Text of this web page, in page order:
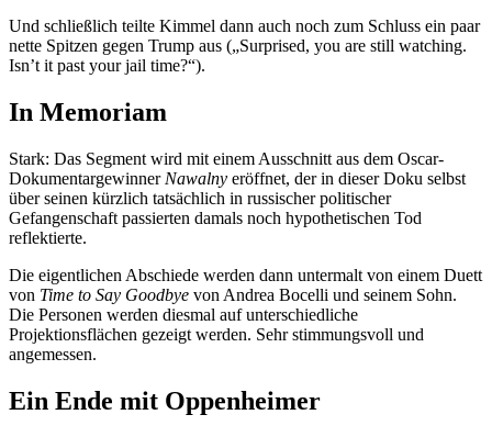
Und schließlich teilte Kimmel dann auch noch zum Schluss ein paar
nette Spitzen gegen Trump aus („Surprised, you are still watching.
Isn’t it past your jail time?“).
In Memoriam
Stark: Das Segment wird mit einem Ausschnitt aus dem Oscar-
Dokumentargewinner Nawalny eröffnet, der in dieser Doku selbst
über seinen kürzlich tatsächlich in russischer politischer
Gefangenschaft passierten damals noch hypothetischen Tod
reflektierte.
Die eigentlichen Abschiede werden dann untermalt von einem Duett
von Time to Say Goodbye von Andrea Bocelli und seinem Sohn.
Die Personen werden diesmal auf unterschiedliche
Projektionsflächen gezeigt werden. Sehr stimmungsvoll und
angemessen.
Ein Ende mit Oppenheimer